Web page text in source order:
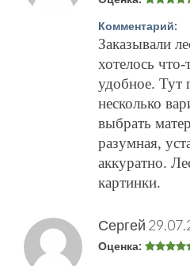
Комментарий:
Заказывали
хотелось
удобное. Тут
несколько
выбрать
разумная,
аккуратно.
картинки.
Сергей
Оценка: